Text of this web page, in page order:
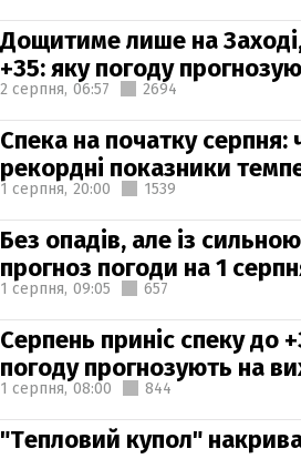
Дощитиме лише на
+35: яку погоду
2 серпня, 06:57 2694
Спека на початку серпня:
рекордні показники
1 серпня, 20:00 1539
Без опадів, але із
прогноз погоди на 1
1 серпня, 09:05 657
Серпень приніс спеку до
погоду прогнозують на
1 серпня, 08:00 844
"Тепловий купол"